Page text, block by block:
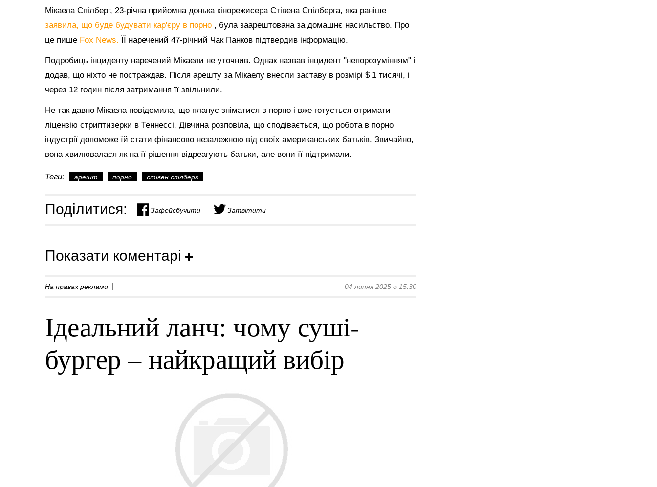
Мікаела Спілберг, 23-річна прийомна донька кінорежисера Стівена Спілберга, яка раніше
заявила, що буде будувати кар'єру в порно , була заарештована за домашнє насильство. Про
це пише Fox News. ЇЇ наречений 47-річний Чак Панков підтвердив інформацію.
Подробиць інциденту наречений Мікаели не уточнив. Однак назвав інцидент "непорозумінням" і
додав, що ніхто не постраждав. Після арешту за Мікаелу внесли заставу в розмірі $ 1 тисячі, і
через 12 годин після затримання її звільнили.
Не так давно Мікаела повідомила, що планує зніматися в порно і вже готується отримати
ліцензію стриптизерки в Теннессі. Дівчина розповіла, що сподівається, що робота в порно
індустрії допоможе їй стати фінансово незалежною від своїх американських батьків. Звичайно,
вона хвилювалася як на її рішення відреагують батьки, але вони її підтримали.
Теги: арешт порно стівен спілберг
Поділитися: Зафейсбучити Затвітити
Показати коментарі
На правах реклами 04 липня 2025 о 15:30
Ідеальний ланч: чому суші-
бургер – найкращий вибір